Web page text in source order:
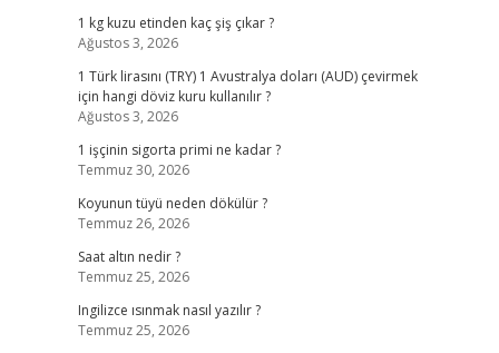
1 kg kuzu etinden kaç şiş çıkar ?
Ağustos 3, 2026
1 Türk lirasını (TRY) 1 Avustralya doları (AUD) çevirmek
için hangi döviz kuru kullanılır ?
Ağustos 3, 2026
1 işçinin sigorta primi ne kadar ?
Temmuz 30, 2026
Koyunun tüyü neden dökülür ?
Temmuz 26, 2026
Saat altın nedir ?
Temmuz 25, 2026
Ingilizce ısınmak nasıl yazılır ?
Temmuz 25, 2026